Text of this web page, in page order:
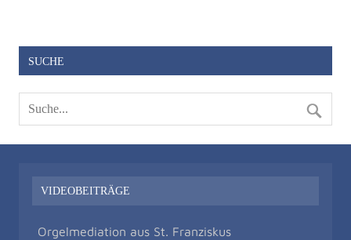
SUCHE
VIDEOBEITRÄGE
Orgelmediation aus St. Franziskus